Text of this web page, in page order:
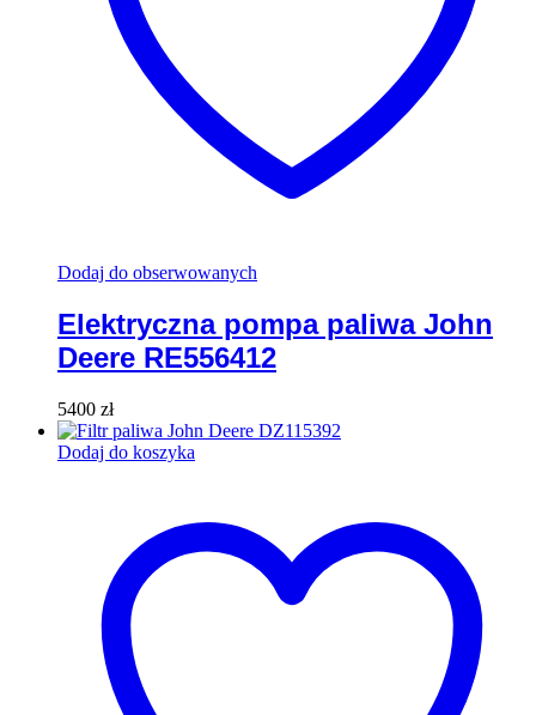
Dodaj do obserwowanych
Elektryczna pompa paliwa John
Deere RE556412
5400 zł
Dodaj do koszyka